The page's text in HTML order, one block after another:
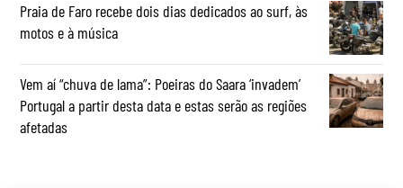
Praia de Faro recebe dois dias dedicados ao surf, às
motos e à música
Vem aí “chuva de lama”: Poeiras do Saara ‘invadem’
Portugal a partir desta data e estas serão as regiões
afetadas